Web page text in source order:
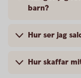
barn?
Hur ser jag
Hur skaffar